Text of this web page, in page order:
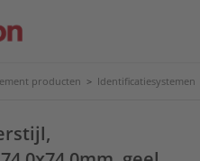
producten > Identificatiesystemen